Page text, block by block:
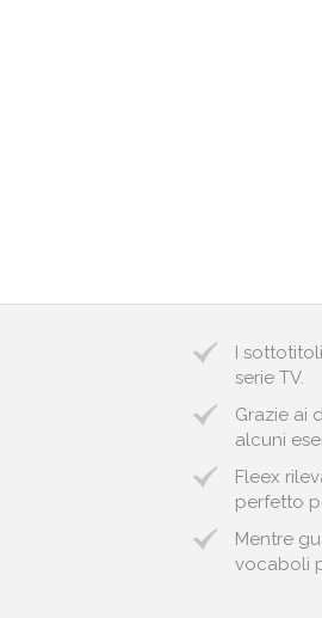
I
serie TV.
Grazie ai
alcuni
Fleex
perfetto
Mentre
vocaboli